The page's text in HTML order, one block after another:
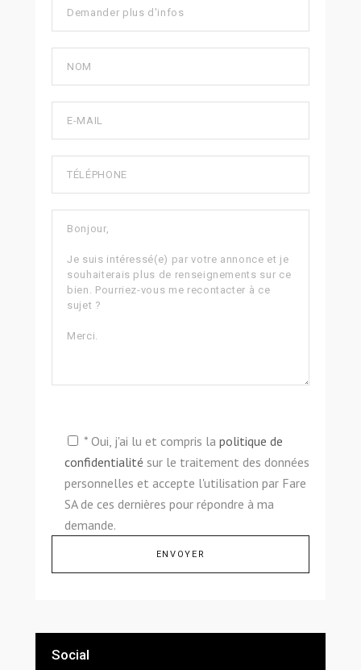
* Oui, j'ai lu et compris la politique de
confidentialité sur le traitement des données
personnelles et accepte l'utilisation par Fare
SA de ces dernières pour répondre à ma
demande.
Social